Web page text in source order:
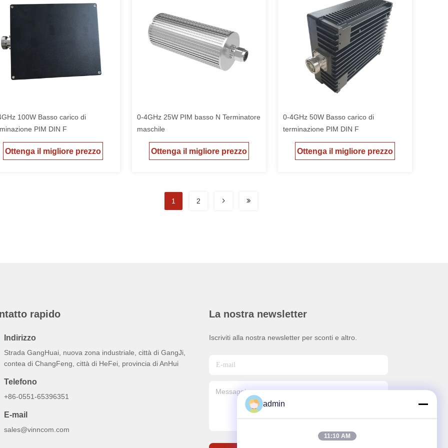
100W Basso carico di
PIM DIN F
Ottenga il migliore prezzo
0-4GHz 25W PIM basso N Terminatore
maschile
Ottenga il migliore prezzo
0-4GHz 50W Basso carico di
terminazione PIM DIN F
Ottenga il migliore prezzo
1 2
rapido
Indirizzo
Strada GangHuai, nuova zona industriale, città di GangJi,
contea di ChangFeng, città di HeFei, provincia di AnHui
Telefono
+86-0551-65396351
E-mail
sales@vinncom.com
La nostra newsletter
Iscriviti alla nostra newsletter per sconti e altro.
admin
11:10 AM